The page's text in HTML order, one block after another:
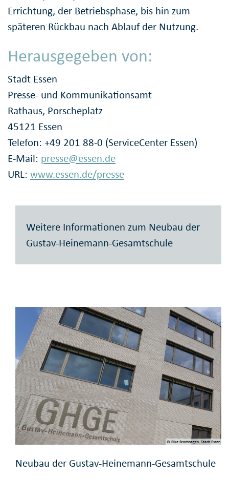
Errichtung, der Betriebsphase, bis hin zum
späteren Rückbau nach Ablauf der Nutzung.
Herausgegeben von:
Stadt Essen
Presse- und Kommunikationsamt
Rathaus, Porscheplatz
45121 Essen
Telefon: +49 201 88-0 (ServiceCenter Essen)
E-Mail: presse@essen.de
URL: www.essen.de/presse
Weitere Informationen zum Neubau der
Gustav-Heinemann-Gesamtschule
© Elke Brochhagen, Stadt Essen
Neubau der Gustav-Heinemann-Gesamtschule